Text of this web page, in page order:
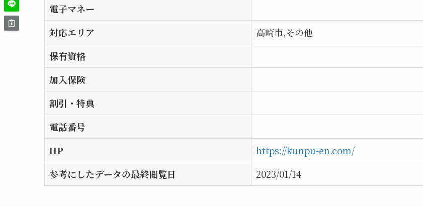
電子マネー
対応エリア
高崎市,その他
保有資格
加入保険
割引・特典
電話番号
HP
https://kunpu-en.com/
参考にしたデータの最終閲覧日
2023/01/14